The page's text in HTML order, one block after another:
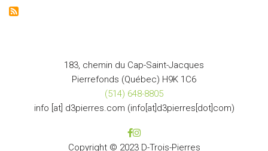
Copyright © 2023 D-Trois-Pierres
183, chemin du Cap-Saint-Jacques
Pierrefonds (Québec) H9K 1C6
(514) 648-8805
info [at] d3pierres com (info[at]d3pierres[dot]com)